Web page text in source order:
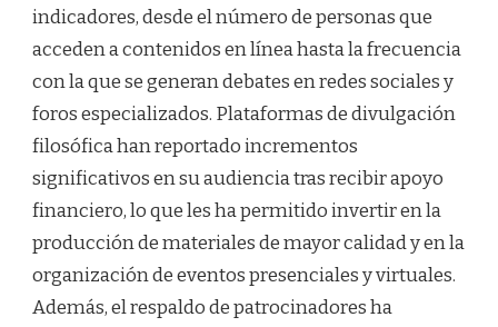
indicadores, desde el número de personas que
acceden a contenidos en línea hasta la frecuencia
con la que se generan debates en redes sociales y
foros especializados. Plataformas de divulgación
filosófica han reportado incrementos
significativos en su audiencia tras recibir apoyo
financiero, lo que les ha permitido invertir en la
producción de materiales de mayor calidad y en la
organización de eventos presenciales y virtuales.
Además, el respaldo de patrocinadores ha